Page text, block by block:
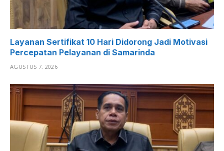
Layanan Sertifikat 10 Hari Didorong Jadi Motivasi
Percepatan Pelayanan di Samarinda
AGUSTUS 7, 2026